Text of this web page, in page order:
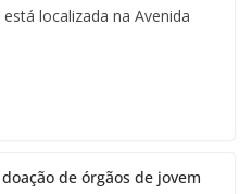
localizada na Avenida
de órgãos de jovem